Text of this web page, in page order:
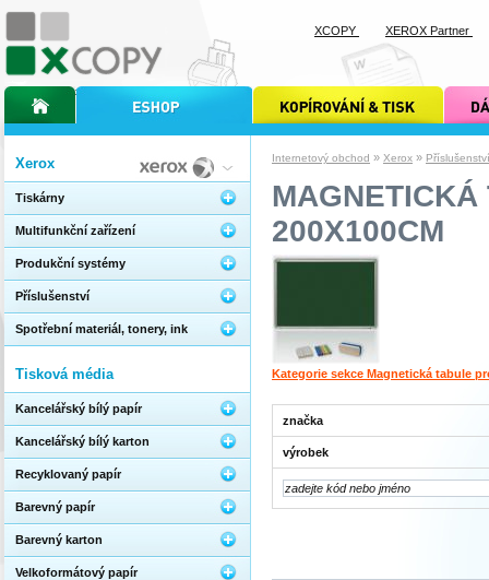
Internetový obchod » Xerox » Příslušenství
200X100CM
Kategorie sekce Magnetická tabule
značka
výrobek
Xerox
Tiskárny
Multifunkční zařízení
Produkční systémy
Příslušenství
Spotřební materiál, tonery, ink
Tisková média
Kancelářský bílý papír
Kancelářský bílý karton
Recyklovaný papír
Barevný papír
Barevný karton
Velkoformátový papír
úvodní stránka xcopyinternetový obchod xcopy kopírování a tisk xcopy dárkové
XCOPY XEROX Partner